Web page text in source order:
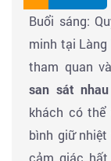
đèn vàng làng
Buổi trưa:
phương và
của người
tự do bên
trời như:
minh tại Làng
tham quan
san sát
khách có
bình giữ
cảm giác
những hạt